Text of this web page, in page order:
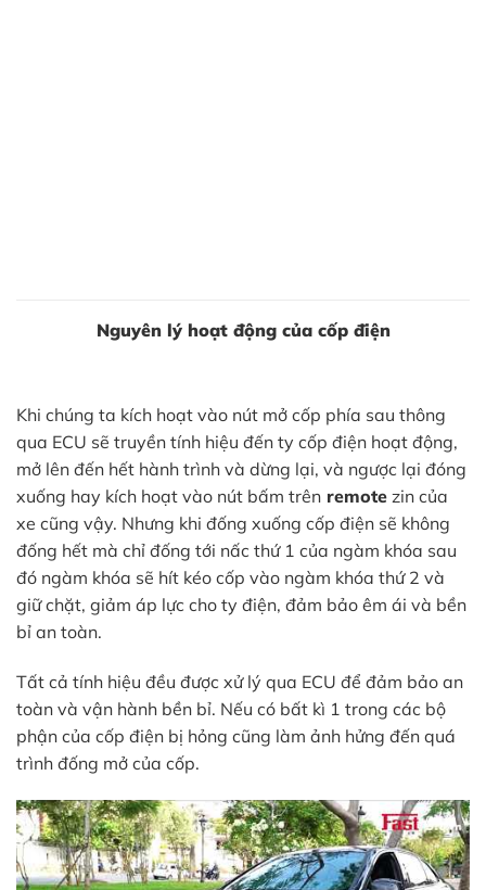
Nguyên lý hoạt động của cốp điện
Khi chúng ta kích hoạt vào nút mở cốp phía sau thông
qua ECU sẽ truyền tính hiệu đến ty cốp điện hoạt động,
mở lên đến hết hành trình và dừng lại, và ngược lại đóng
xuống hay kích hoạt vào nút bấm trên remote zin của
xe cũng vậy. Nhưng khi đống xuống cốp điện sẽ không
đống hết mà chỉ đống tới nấc thứ 1 của ngàm khóa sau
đó ngàm khóa sẽ hít kéo cốp vào ngàm khóa thứ 2 và
giữ chặt, giảm áp lực cho ty điện, đảm bảo êm ái và bền
bỉ an toàn.
Tất cả tính hiệu đều được xử lý qua ECU để đảm bảo an
toàn và vận hành bền bỉ. Nếu có bất kì 1 trong các bộ
phận của cốp điện bị hỏng cũng làm ảnh hửng đến quá
trình đống mở của cốp.